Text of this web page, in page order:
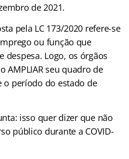
de 2021.
pela LC 173/2020 refere-se
ou função que
despesa. Logo, os órgãos
AMPLIAR seu quadro de
período do estado de
isso quer dizer que não
público durante a COVID-